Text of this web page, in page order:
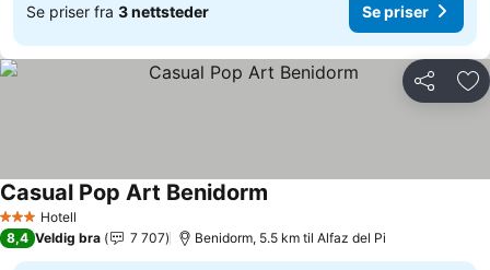
Se priser fra 3 nettsteder Se priser
Del
3 StjernerHotell
Casual Pop Art Benidorm
8,4 Veldig bra 7 707 Benidorm, 5.5 km til Alfaz del Pi